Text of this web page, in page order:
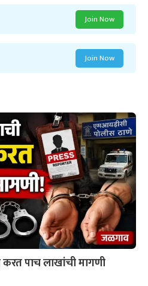
Join Now
Join Now
पाच लाखांची मागणी